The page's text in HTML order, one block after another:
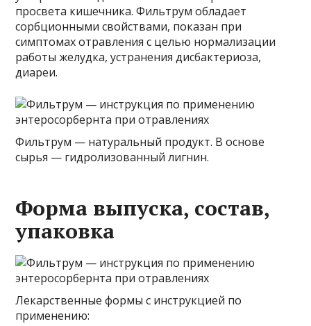
просвета кишечника. Фильтрум обладает
сорбционными свойствами, показан при
симптомах отравления с целью нормализации
работы желудка, устранения дисбактериоза,
диареи.
Фильтрум — натуральный продукт. В основе
сырья — гидролизованный лигнин.
Форма выпуска, состав,
упаковка
Лекарственные формы с инструкцией по
применению: